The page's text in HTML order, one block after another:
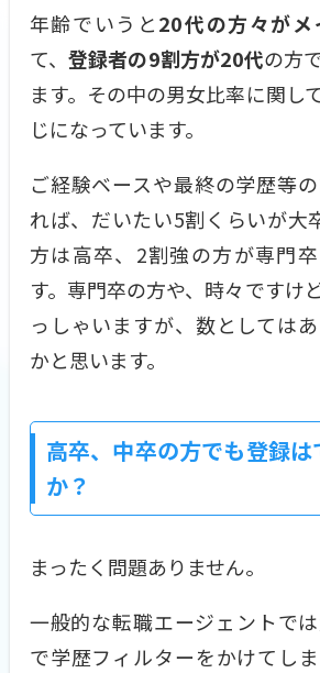
年齢でいうと20代の方々がメ
て、登録者の9割方が20代の方
ます。その中の男女比率に関し
じになっています。
ご経験ベースや最終の学歴等
れば、だいたい5割くらいが大
方は高卒、2割強の方が専門
す。専門卒の方や、時々ですけ
っしゃいますが、数としては
かと思います。
高卒、中卒の方でも登録
か？
まったく問題ありません。
一般的な転職エージェントで
で学歴フィルターをかけてし